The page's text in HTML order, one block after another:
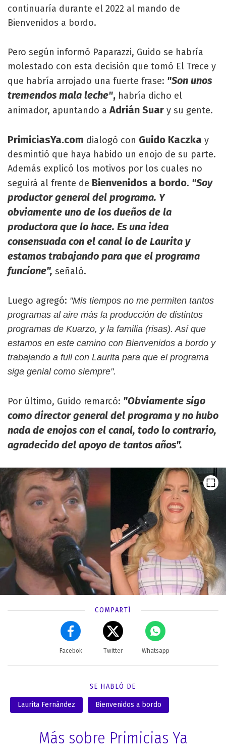
continuaría durante el 2022 al mando de
Bienvenidos a bordo.
Pero según informó Paparazzi, Guido se habría
molestado con esta decisión que tomó El Trece y
que habría arrojado una fuerte frase: "Son unos
tremendos mala leche", habría dicho el
animador, apuntando aAdrián Suar y su gente.
PrimiciasYa.com dialogó con Guido Kaczka y
desmintió que haya habido un enojo de su parte.
Además explicó los motivos por los cuales no
seguirá al frente de Bienvenidos a bordo. "Soy
productor general del programa. Y
obviamente uno de los dueños de la
productora que lo hace. Es una idea
consensuada con el canal lo de Laurita y
estamos trabajando para que el programa
funcione", señaló.
Luego agregó: "Mis tiempos no me permiten tantos
programas al aire más la producción de distintos
programas de Kuarzo, y la familia (risas). Así que
estamos en este camino con Bienvenidos a bordo y
trabajando a full con Laurita para que el programa
siga genial como siempre".
Por último, Guido remarcó: "Obviamente sigo
como director general del programa y no hubo
nada de enojos con el canal, todo lo contrario,
agradecido del apoyo de tantos años".
COMPARTÍ
Facebok Twitter Whatsapp
SE HABLÓ DE
Laurita Fernández Bienvenidos a bordo
Más sobre Primicias Ya